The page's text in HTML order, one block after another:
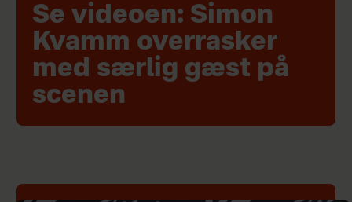
Se videoen: Simon
Kvamm overrasker
med særlig gæst på
scenen